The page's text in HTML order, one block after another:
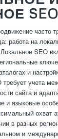
SEO
часто
работа на
SEO
и
требует учета
сайта и
и языковые
охват
в разных
и